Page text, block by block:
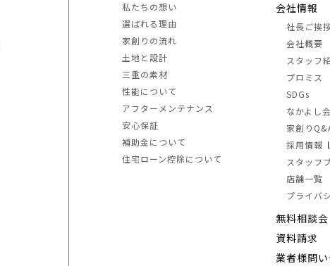
私たちの想い
選ばれる理由
家創りの流れ
土地と設計
三重の素材
性能について
アフターメンテナンス
安心保証
補助金について
住宅ローン控除について
会社情報
社長ご挨
会社概要
スタッフ
プロミス
SDGs
なかよし会
家創り
採用情報
スタッフ
店舗一覧
プライバ
無料相談会
資料請求
業者様問